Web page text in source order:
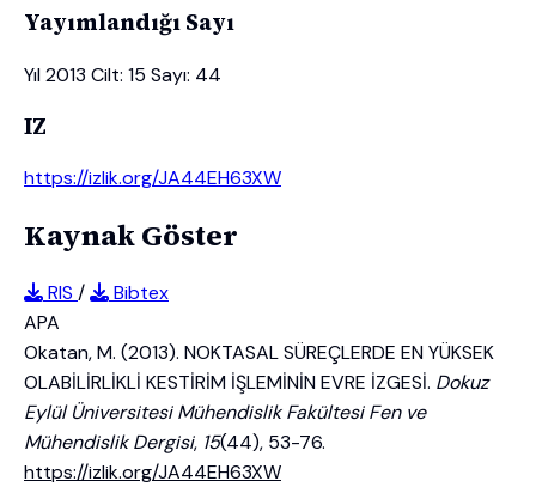
Yayımlandığı Sayı
Yıl 2013 Cilt: 15 Sayı: 44
IZ
https://izlik.org/JA44EH63XW
Kaynak Göster
RIS /
Bibtex
APA
Okatan, M. (2013). NOKTASAL SÜREÇLERDE EN YÜKSEK
OLABİLİRLİKLİ KESTİRİM İŞLEMİNİN EVRE İZGESİ. Dokuz
Eylül Üniversitesi Mühendislik Fakültesi Fen ve
Mühendislik Dergisi, 15(44), 53-76.
https://izlik.org/JA44EH63XW